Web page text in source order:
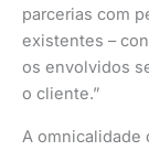
parcerias com
existentes –
os envolvidos
o cliente.”
A omnicalidade